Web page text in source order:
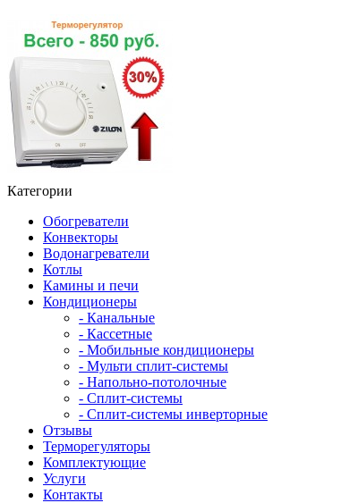
Категории
Обогреватели
Конвекторы
Водонагреватели
Котлы
Камины и печи
Кондиционеры
- Канальные
- Кассетные
- Мобильные кондиционеры
- Мульти сплит-системы
- Напольно-потолочные
- Сплит-системы
- Сплит-системы инверторные
Отзывы
Терморегуляторы
Комплектующие
Услуги
Контакты